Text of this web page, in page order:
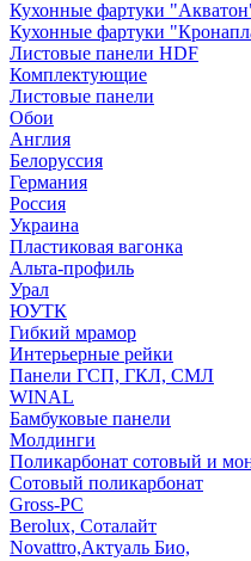
Кухонные фартуки
Кухонные фартуки
Листовые панели HDF
Комплектующие
Листовые панели
Обои
Англия
Белоруссия
Германия
Россия
Украина
Пластиковая вагонка
Альта-профиль
Урал
ЮУТК
Гибкий мрамор
Интерьерные рейки
Панели ГСП, ГКЛ, СМЛ
WINAL
Бамбуковые панели
Молдинги
Поликарбонат сотовый и
Сотовый поликарбонат
Gross-PC
Berolux, Соталайт
Novattro,Актуаль Био,